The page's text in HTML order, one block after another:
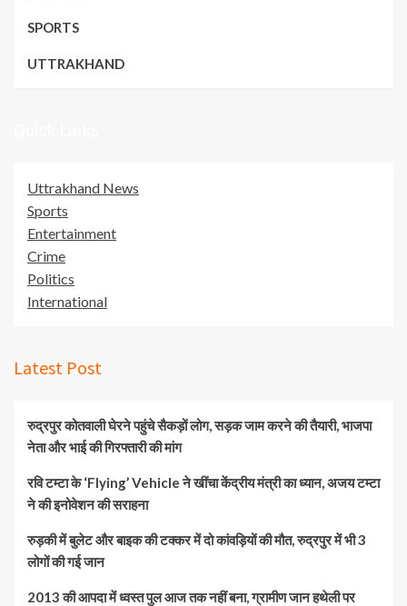
SPORTS
UTTRAKHAND
Uttrakhand News
Sports
Entertainment
Crime
Politics
International
Latest Post
रुद्रपुर कोतवाली घेरने पहुंचे सैकड़ों लोग, सड़क जाम करने की तैयारी, भाजपा
नेता और भाई की गिरफ्तारी की मांग
रवि टम्टा के ‘Flying’ Vehicle ने खींचा केंद्रीय मंत्री का ध्यान, अजय टम्टा
ने की इनोवेशन की सराहना
रुड़की में बुलेट और बाइक की टक्कर में दो कांवड़ियों की मौत, रुद्रपुर में भी 3
लोगों की गई जान
2013 की आपदा में ध्वस्त पुल आज तक नहीं बना, ग्रामीण जान हथेली पर